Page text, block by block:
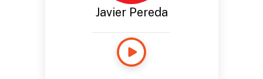
Javier Pereda